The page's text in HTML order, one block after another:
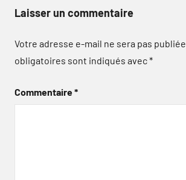
Laisser un commentaire
Votre adresse e-mail ne sera pas publiée.
obligatoires sont indiqués avec*
Commentaire*